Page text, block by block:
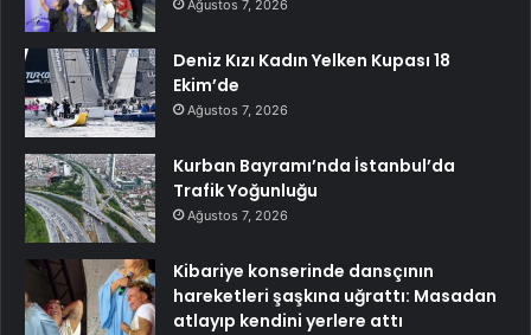
Ağustos 7, 2026
Deniz Kızı Kadın Yelken Kupası 18
Ekim’de
Ağustos 7, 2026
Kurban Bayramı’nda İstanbul’da
Trafik Yoğunluğu
Ağustos 7, 2026
Kibariye konserinde dansçının
hareketleri şaşkına uğrattı: Masadan
atlayıp kendini yerlere attı